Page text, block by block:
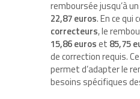
remboursée jusqu’à
22,87 euros. En ce qui
correcteurs, le
15,86 euroset 85,75
de correction requis.
permet d’adapter le
besoins spécifiques